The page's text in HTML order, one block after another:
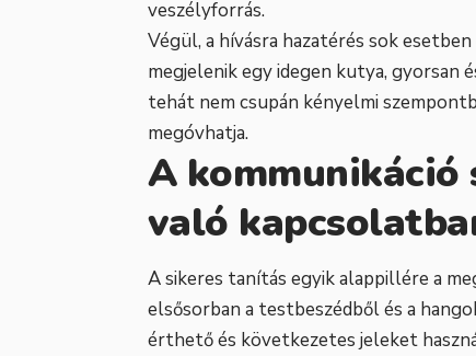
veszélyforrás.
Végül, a hívásra hazatérés sok
megjelenik egy idegen kutya, gyorsan
tehát nem csupán kényelmi
megóvhatja.
A kommunikáció
való
A sikeres tanítás egyik alappillére a
elsősorban a testbeszédből és a
érthető és következetes jeleket